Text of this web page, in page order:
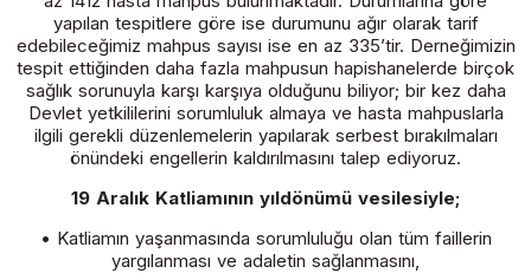
yapılan tespitlere göre ise durumunu ağır olarak tarif
edebileceğimiz mahpus sayısı ise en az 335’tir. Derneğimizin
tespit ettiğinden daha fazla mahpusun hapishanelerde birçok
sağlık sorunuyla karşı karşıya olduğunu biliyor; bir kez daha
Devlet yetkililerini sorumluluk almaya ve hasta mahpuslarla
ilgili gerekli düzenlemelerin yapılarak serbest bırakılmaları
önündeki engellerin kaldırılmasını talep ediyoruz.
19 Aralık Katliamının yıldönümü vesilesiyle;
• Katliamın yaşanmasında sorumluluğu olan tüm faillerin
yargılanması ve adaletin sağlanmasını,